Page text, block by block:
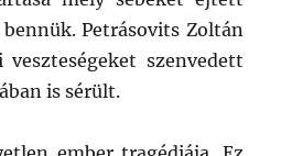
Petrásovits Zoltán
szenvedett
is sérült.